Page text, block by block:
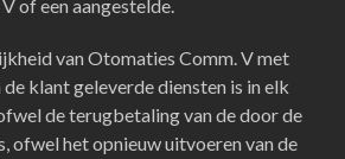
of een aangestelde.
van Otomaties Comm. V met
klant geleverde diensten is in elk
de terugbetaling van de door de
ofwel het opnieuw uitvoeren van de